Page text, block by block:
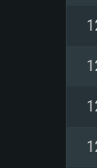
운
프
운
프
운
프